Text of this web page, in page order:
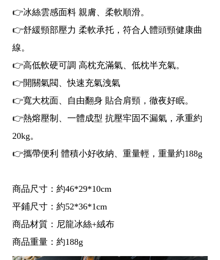
👉冰絲雲感面料 親膚、柔軟順滑。
👉舒緩頸部壓力 柔軟承托，符合人體頭頸健康曲
線。
👉高低軟硬可調 高枕充滿氣、低枕半充氣。
👉開關氣閥、快速充氣洩氣
👉寬大枕面、自由翻身 貼合肩頸，徹夜好眠。
👉熱熔壓制、一體成型 抗壓牢固不漏氣，承重約
20kg。
👉攜帶便利 體積小好收納、重量輕，重量約188g
商品尺寸：約46*29*10cm
平鋪尺寸：約52*36*1cm
商品材質：尼龍冰絲+絨布
商品重量：約188g